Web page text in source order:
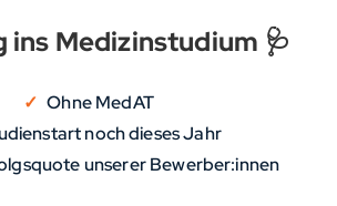
ins Medizinstudium 🩺
Ohne MedAT
noch dieses Jahr
unserer Bewerber:innen